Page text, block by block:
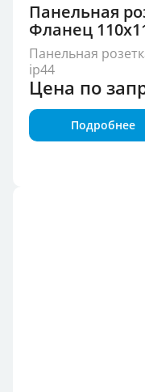
Панельная
Фланец
Панельная
ip44
Цена по
Подробнее